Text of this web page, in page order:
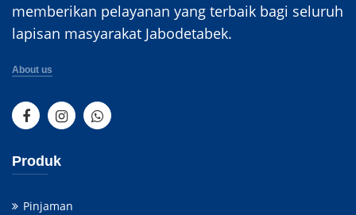
memberikan pelayanan yang terbaik bagi seluruh
lapisan masyarakat Jabodetabek.
About us
Produk
Pinjaman